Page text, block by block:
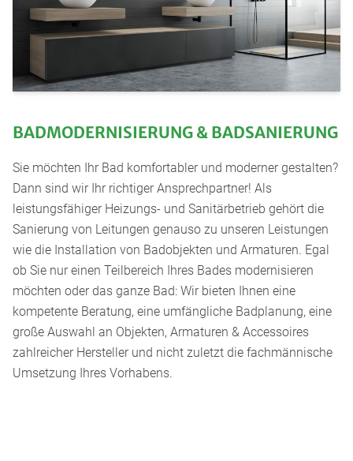
BADMODERNISIERUNG & BADSANIERUNG
Sie möchten Ihr Bad komfortabler und moderner gestalten?
Dann sind wir Ihr richtiger Ansprechpartner! Als
leistungsfähiger Heizungs- und Sanitärbetrieb gehört die
Sanierung von Leitungen genauso zu unseren Leistungen
wie die Installation von Badobjekten und Armaturen. Egal
ob Sie nur einen Teilbereich Ihres Bades modernisieren
möchten oder das ganze Bad: Wir bieten Ihnen eine
kompetente Beratung, eine umfängliche Badplanung, eine
große Auswahl an Objekten, Armaturen & Accessoires
zahlreicher Hersteller und nicht zuletzt die fachmännische
Umsetzung Ihres Vorhabens.